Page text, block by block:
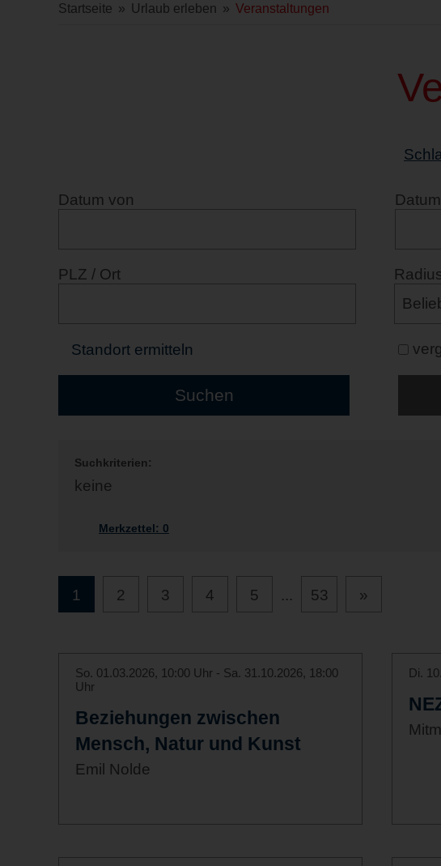
Startseite » Urlaub erleben » Veranstaltungen
Datum von
PLZ / Ort
Standort ermitteln
Suchkriterien:
keine
Merkzettel: 0
1 2 3 4 5 ... 53 »
So. 01.03.2026, 10:00 Uhr - Sa. 31.10.2026, 18:00
Uhr
Beziehungen zwischen
Mensch, Natur und Kunst
Emil Nolde
Di.